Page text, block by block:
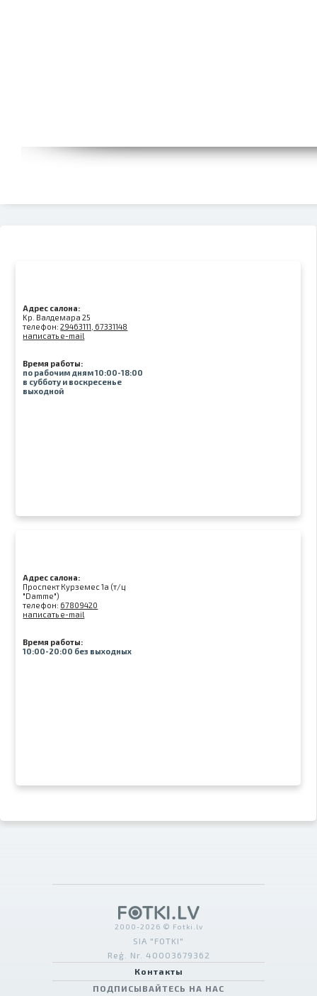
Адрес салона:
Kр. Валдемара 25
телефон:29463111, 67331148
написать e-mail
Время работы:
по рабочим дням 10:00-18:00
в субботу и воскресенье
выходной
Адрес салона:
Проспект Курземес 1а (т/ц
"Damme")
телефон: 67809420
написать e-mail
Время работы:
10:00-20:00 без выходных
2000-2026 © Fotki.lv
SIA "FOTKI"
Reģ. Nr. 40003679362
Контакты
ПОДПИСЫВАЙТЕСЬ НА НАС